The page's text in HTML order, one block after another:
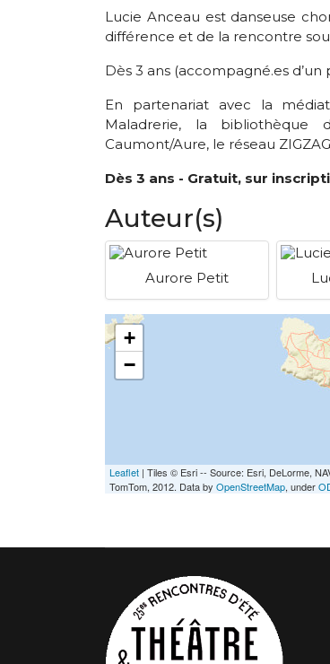
Lucie Anceau est danseuse
différence et de la rencontre
Dès 3 ans (accompagné.es
En partenariat avec la
Maladrerie, la bibliothèque
Caumont/Aure, le réseau
Dès 3 ans - Gratuit, sur
Auteur(s)
Aurore Petit
+
−
Leaflet | Tiles © Esri -- Source: Esri, DeLorme,
TomTom, 2012. Data by OpenStreetMap, under